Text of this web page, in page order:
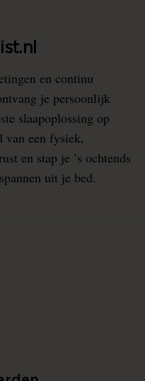
en continu
je persoonlijk
slaapoplossing op
van een fysiek,
en stap je ’s ochtends
uit je bed.